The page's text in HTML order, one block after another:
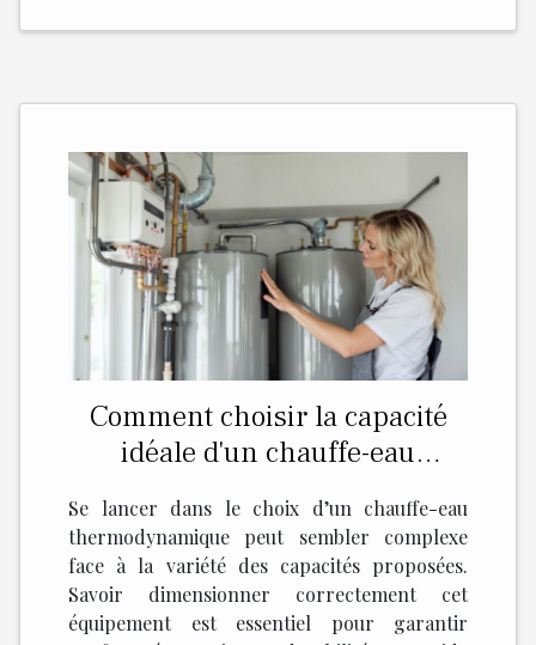
Comment choisir la capacité
idéale d'un chauffe-eau
Se lancer dans le choix d’un chauffe-eau
thermodynamique peut sembler complexe
face à la variété des capacités proposées.
Savoir dimensionner correctement cet
équipement est essentiel pour garantir